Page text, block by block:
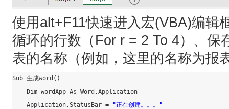
使用alt+F11快速进入宏(VBA)编辑
循环的行数（For r = 2 To 4）、保
表的名称（例如，这里的名称为报
Sub 生成word ( )
    Dim wordApp As Word.Application
    Application.StatusBar
=
"正在创建。。。"